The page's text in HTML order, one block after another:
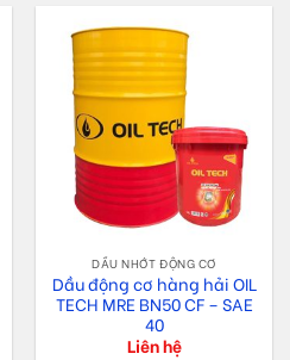
DẦU NHỚT ĐỘNG CƠ
Dầu động cơ hàng hải OIL
TECH MRE BN50 CF – SAE
40
Liên hệ